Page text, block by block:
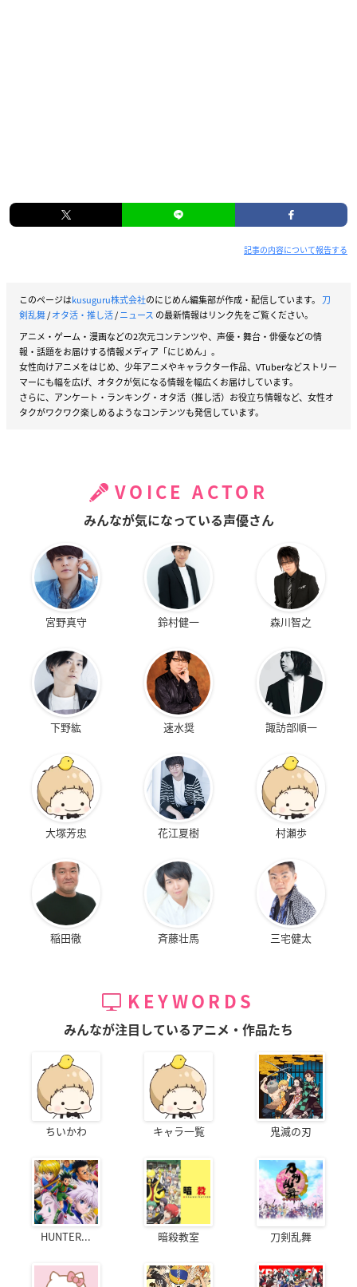
記事の内容について報告する
このページはkusuguru株式会社のにじめん編集部が作成・配信しています。 刀
剣乱舞/オタ活・推し活/ニュース の最新情報はリンク先をご覧ください。
アニメ・ゲーム・漫画などの2次元コンテンツや、声優・舞台・俳優などの情
報・話題をお届けする情報メディア「にじめん」。
女性向けアニメをはじめ、少年アニメやキャラクター作品、VTuberなどストリー
マーにも幅を広げ、オタクが気になる情報を幅広くお届けしています。
さらに、アンケート・ランキング・オタ活（推し活）お役立ち情報など、女性オ
タクがワクワク楽しめるようなコンテンツも発信しています。
VOICE ACTOR
みんなが気になっている声優さん
宮野真守 鈴村健一 森川智之
下野紘 速水奨 諏訪部順一
大塚芳忠 花江夏樹 村瀬歩
稲田徹 斉藤壮馬 三宅健太
KEYWORDS
みんなが注目しているアニメ・作品たち
ちいかわ キャラ一覧 鬼滅の刃
HUNTER... 暗殺教室 刀剣乱舞